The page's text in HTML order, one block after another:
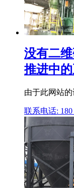
没有二
推进中
由于此网站
联系电话: 180